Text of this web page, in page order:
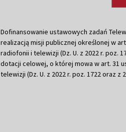
Dofinansowanie ustawowych zadań
realizacją misji publicznej określonej w
radiofonii i telewizji (Dz. U. z 2022 r. poz.
dotacji celowej, o której mowa w art. 31
telewizji (Dz. U. z 2022 r. poz. 1722 oraz z